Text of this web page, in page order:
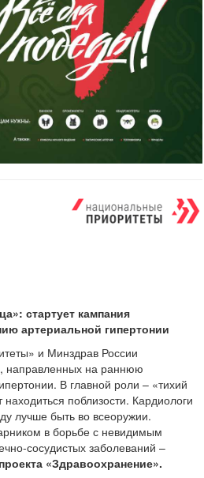
стартует кампания
артериальной гипертонии
и Минздрав России
направленных на раннюю
В главной роли – «тихий
поблизости. Кардиологи
лучше быть во всеоружии.
в борьбе с невидимым
сосудистых заболеваний –
«Здравоохранение».